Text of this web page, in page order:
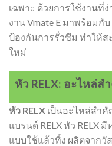
เฉพาะ ด้วยการใช้งานที่
งาน Vmate E มาพร้อมกั
ป้องกันการรั่วซึม ทำให้
ใหม่
หัว RELX: อะไหล่
หัว RELX เป็นอะไหล่สำ
แบรนด์ RELX หัว RELX
แบบใช้แล้วทิ้ง ผลิตจาก